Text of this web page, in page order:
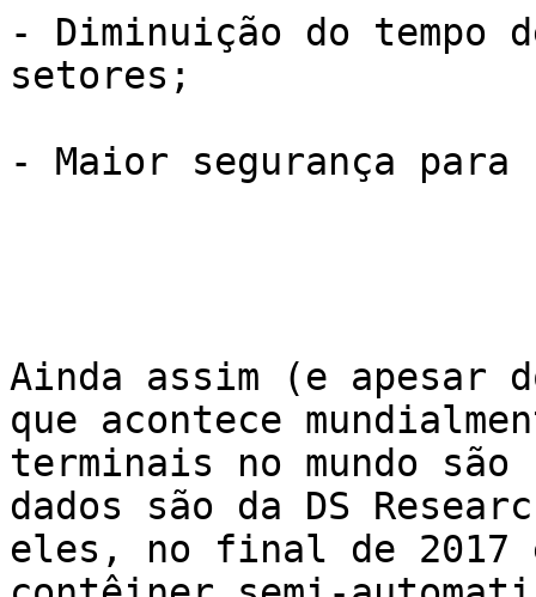
- Diminuição do tempo
setores;
- Maior segurança para
Ainda assim (e apesar
que acontece
terminais no mundo são
dados são da DS
eles, no final de 2017